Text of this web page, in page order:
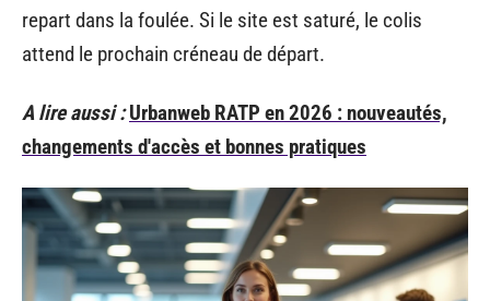
repart dans la foulée. Si le site est saturé, le colis
attend le prochain créneau de départ.
A lire aussi : Urbanweb RATP en 2026 : nouveautés,
changements d'accès et bonnes pratiques